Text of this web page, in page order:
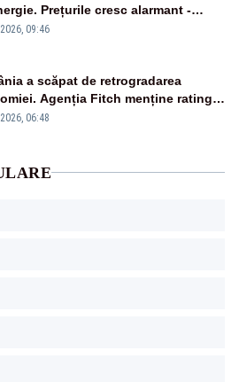
Prețurile cresc alarmant -
Realitatea Plus
09:46
a scăpat de retrogradarea
Agenția Fitch menține ratingul
” cu perspectivă negativă
06:48